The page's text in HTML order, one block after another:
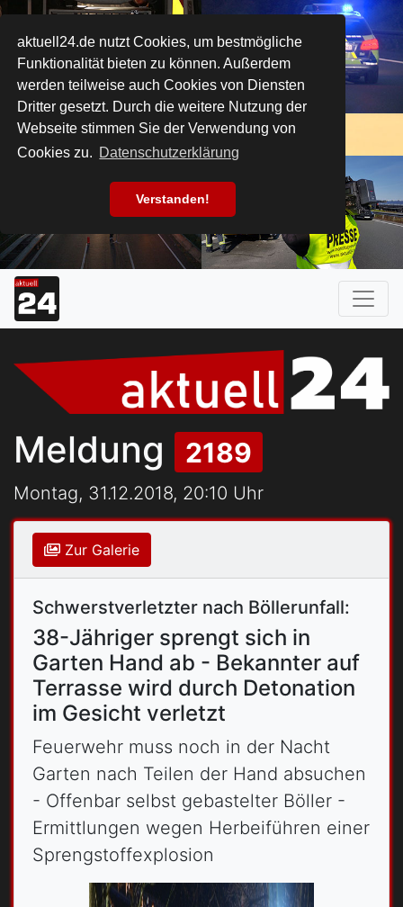
aktuell24.de nutzt Cookies, um bestmögliche
Funktionalität bieten zu können. Außerdem
werden teilweise auch Cookies von Diensten
Dritter gesetzt. Durch die weitere Nutzung der
Webseite stimmen Sie der Verwendung von
Cookies zu. Datenschutzerklärung
Verstanden!
Meldung 2189
Montag, 31.12.2018, 20:10 Uhr
Zur Galerie
Schwerstverletzter nach Böllerunfall:
38-Jähriger sprengt sich in
Garten Hand ab - Bekannter auf
Terrasse wird durch Detonation
im Gesicht verletzt
Feuerwehr muss noch in der Nacht
Garten nach Teilen der Hand absuchen
- Offenbar selbst gebastelter Böller -
Ermittlungen wegen Herbeiführen einer
Sprengstoffexplosion